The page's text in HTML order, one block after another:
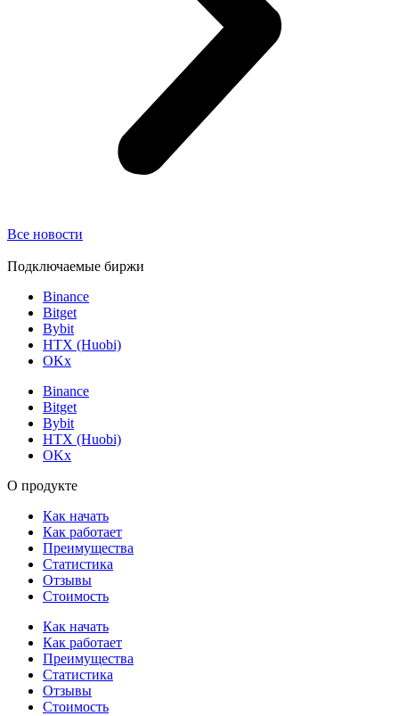
Все новости
Подключаемые биржи
Binance
Bitget
Bybit
HTX (Huobi)
OKx
Binance
Bitget
Bybit
HTX (Huobi)
OKx
О продукте
Как начать
Как работает
Преимущества
Статистика
Отзывы
Стоимость
Как начать
Как работает
Преимущества
Статистика
Отзывы
Стоимость